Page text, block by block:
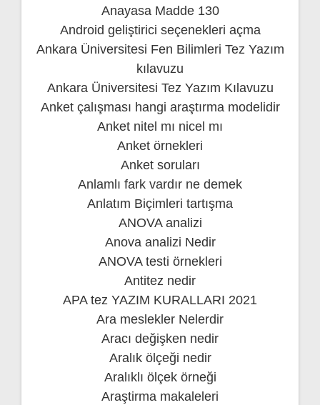
Anayasa Madde 130
Android geliştirici seçenekleri açma
Ankara Üniversitesi Fen Bilimleri Tez Yazım
kılavuzu
Ankara Üniversitesi Tez Yazım Kılavuzu
Anket çalışması hangi araştırma modelidir
Anket nitel mı nicel mı
Anket örnekleri
Anket soruları
Anlamlı fark vardır ne demek
Anlatım Biçimleri tartışma
ANOVA analizi
Anova analizi Nedir
ANOVA testi örnekleri
Antitez nedir
APA tez YAZIM KURALLARI 2021
Ara meslekler Nelerdir
Aracı değişken nedir
Aralık ölçeği nedir
Aralıklı ölçek örneği
Araştirma makaleleri